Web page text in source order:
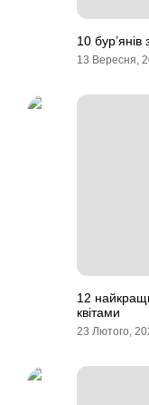
10
13 Вересня,
12
квітами
23 Лютого,